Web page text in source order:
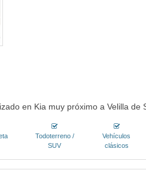
en Kia muy próximo a Velilla de
Todoterreno /
SUV
Vehículos
clásicos